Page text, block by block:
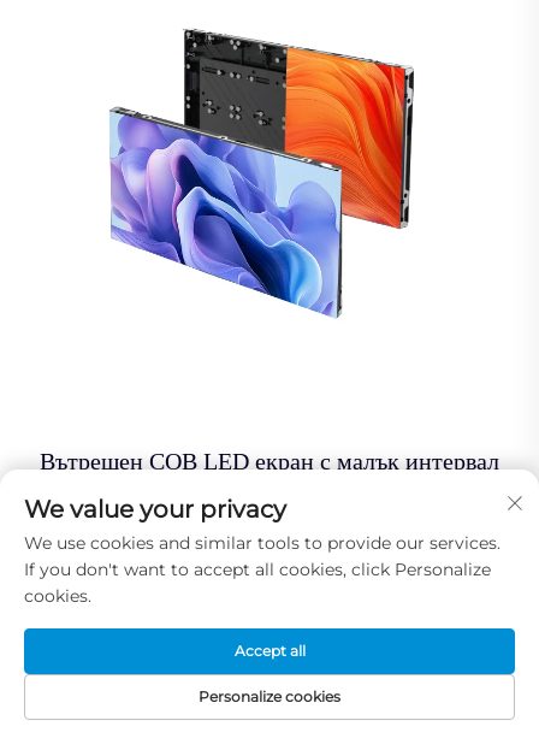
Вътрешен COB LED екран с малък интервал
We value your privacy
We use cookies and similar tools to provide our services.
If you don't want to accept all cookies, click Personalize
cookies.
Personalize cookies
Accept all